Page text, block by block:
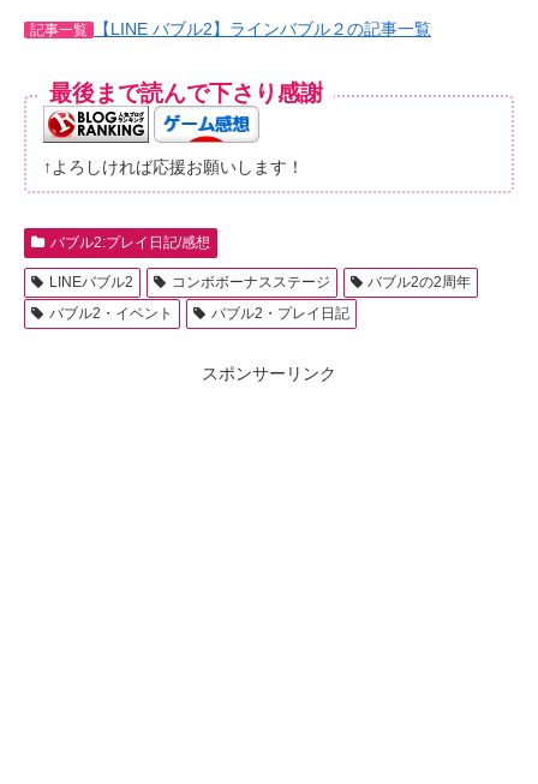
記事一覧 【LINE バブル2】ラインバブル２の記事一覧
最後まで読んで下さり感謝
↑よろしければ応援お願いします！
バブル2:プレイ日記/感想
LINEバブル2 コンボボーナスステージ
バブル2の2周年
バブル2・イベント
バブル2・プレイ日記
スポンサーリンク